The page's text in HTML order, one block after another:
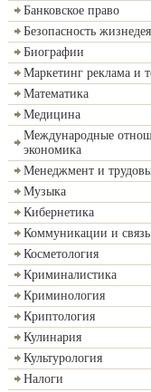
Банковское право
Безопасность
Биографии
Маркетинг реклама и
Математика
Медицина
Международные
экономика
Менеджмент и
Музыка
Кибернетика
Коммуникации и связь
Косметология
Криминалистика
Криминология
Криптология
Кулинария
Культурология
Налоги